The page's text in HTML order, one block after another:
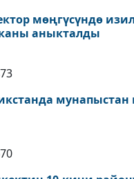
мөңгүсүндө
аныкталды